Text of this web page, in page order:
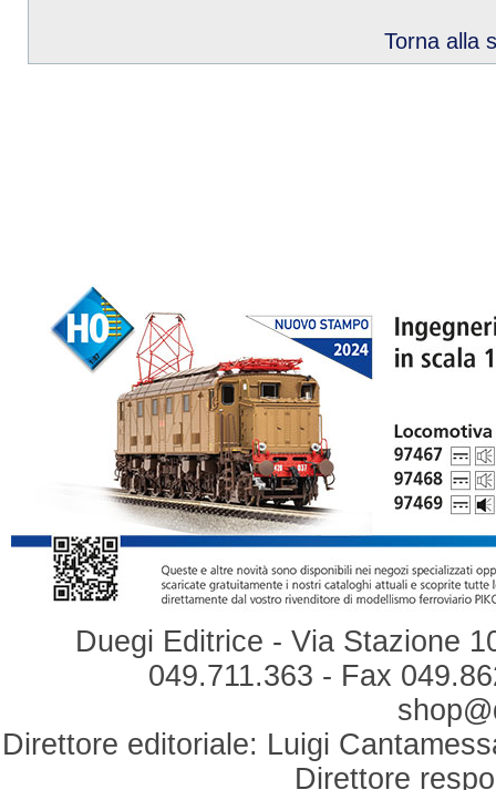
Torna alla
Duegi Editrice - Via Stazione
049.711.363 - Fax
Direttore editoriale: Luigi
Direttore